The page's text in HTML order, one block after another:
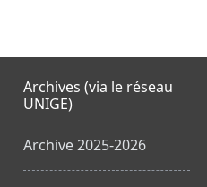
Archives (via le réseau
UNIGE)
Archive 2025-2026